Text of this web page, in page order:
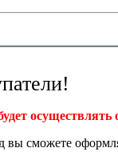
осуществлять
вы сможете